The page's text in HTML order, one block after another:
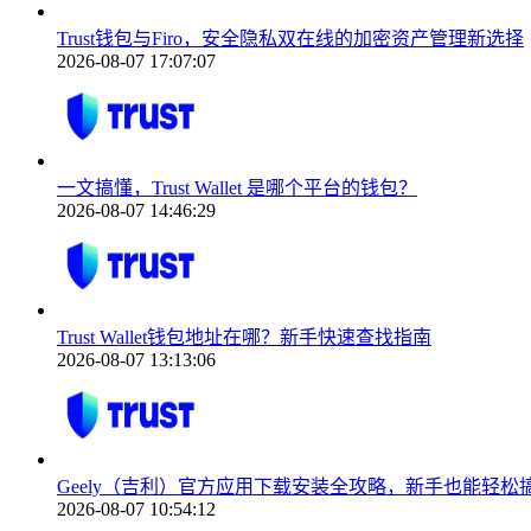
Trust钱包与Firo，安全隐私双在线的加密资产管理新选择
2026-08-07 17:07:07
一文搞懂，Trust Wallet 是哪个平台的钱包？
2026-08-07 14:46:29
Trust Wallet钱包地址在哪？新手快速查找指南
2026-08-07 13:13:06
Geely（吉利）官方应用下载安装全攻略，新手也能轻松
2026-08-07 10:54:12